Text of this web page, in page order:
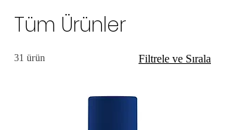
Tüm Ürünler
31 ürün Filtrele ve Sırala